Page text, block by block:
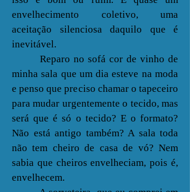
envelhecimento coletivo, uma
aceitação silenciosa daquilo que é
inevitável.
Reparo no sofá cor de vinho de
minha sala que um dia esteve na moda
e penso que preciso chamar o tapeceiro
para mudar urgentemente o tecido, mas
será que é só o tecido? E o formato?
Não está antigo também? A sala toda
não tem cheiro de casa de vó? Nem
sabia que cheiros envelheciam, pois é,
envelhecem.